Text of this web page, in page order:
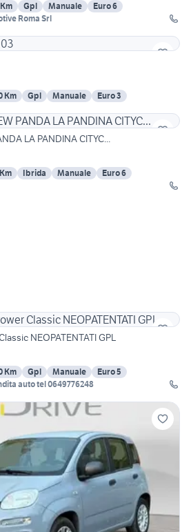
Gpl Manuale
Euro 6
Roma Srl
Km Gpl Manuale
Euro 3
LA PANDINA CITYC...
Ibrida Manuale
Euro 6
NEOPATENTATI GPL
Km Gpl Manuale
Euro 5
auto tel 0649776248